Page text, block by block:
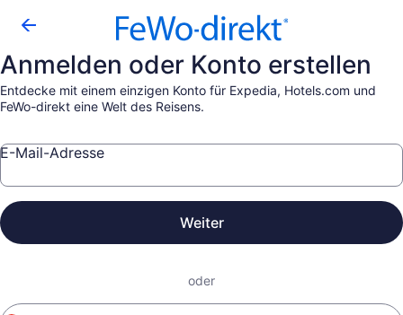
Anmelden oder Konto erstellen
Entdecke mit einem einzigen Konto für Expedia, Hotels.com und
FeWo-direkt eine Welt des Reisens.
E-Mail-Adresse
Weiter
oder